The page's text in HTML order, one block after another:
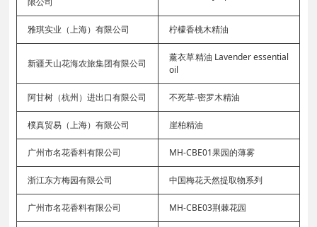
雅琪实业（上海）有限公司 柠檬香桃木精油
新疆天山花海农旅集团有限公司
薰衣草精油 Lavender essential
oil
阿甘树（杭州）进出口有限公司 不死草-密罗木精油
樸真贸易（上海）有限公司 崖柏精油
广州市名花香料有限公司 MH-CBE01果园的薄雾
浙江东方梅园有限公司 中国梅花天然提取物系列
广州市名花香料有限公司 MH-CBE03荆棘花园